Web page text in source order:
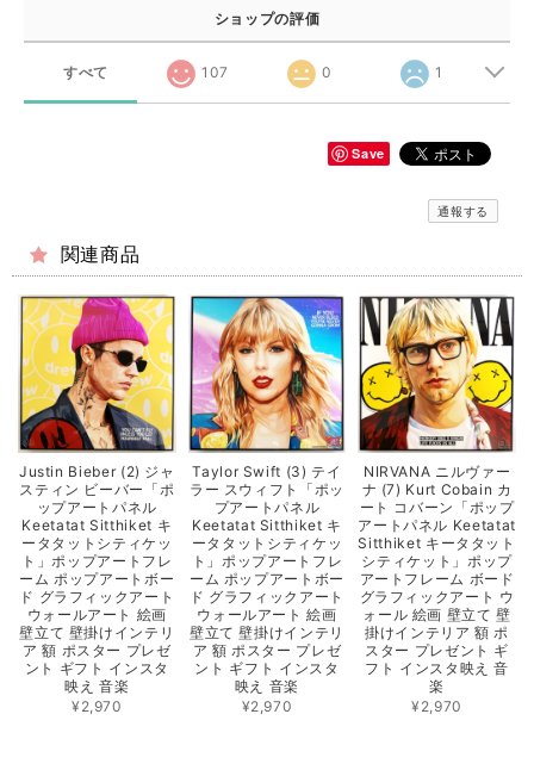
ショップの評価
すべて 107 0 1
Save
通報する
関連商品
Justin Bieber (2) ジャ
スティン ビーバー「ポ
ップアートパネル
Keetatat Sitthiket キ
ータタットシティケッ
ト」ポップアートフレ
ーム ポップアートボー
ド グラフィックアート
ウォールアート 絵画
壁立て 壁掛けインテリ
ア 額 ポスター プレゼ
ント ギフト インスタ
映え 音楽
¥2,970
Taylor Swift (3) テイ
ラー スウィフト「ポッ
プアートパネル
Keetatat Sitthiket キ
ータタットシティケッ
ト」ポップアートフレ
ーム ポップアートボー
ド グラフィックアート
ウォールアート 絵画
壁立て 壁掛けインテリ
ア 額 ポスター プレゼ
ント ギフト インスタ
映え 音楽
¥2,970
NIRVANA ニルヴァー
ナ (7) Kurt Cobain カ
ート コバーン「ポップ
アートパネル Keetatat
Sitthiket キータタット
シティケット」ポップ
アートフレーム ボード
グラフィックアート ウ
ォール 絵画 壁立て 壁
掛けインテリア 額 ポ
スター プレゼント ギ
フト インスタ映え 音
楽
¥2,970